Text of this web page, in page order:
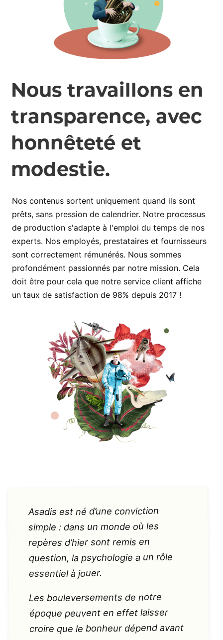
Nous travaillons en
transparence, avec
honnêteté et
modestie.
Nos contenus sortent uniquement quand ils sont
prêts, sans pression de calendrier. Notre processus
de production s'adapte à l'emploi du temps de nos
experts. Nos employés, prestataires et fournisseurs
sont correctement rémunérés. Nous sommes
profondément passionnés par notre mission. Cela
doit être pour cela que notre service client affiche
un taux de satisfaction de 98% depuis 2017 !
Asadis est né d’une conviction
simple : dans un monde où les
repères d’hier sont remis en
question, la psychologie a un rôle
essentiel à jouer.
Les bouleversements de notre
époque peuvent en effet laisser
croire que le bonheur dépend avant